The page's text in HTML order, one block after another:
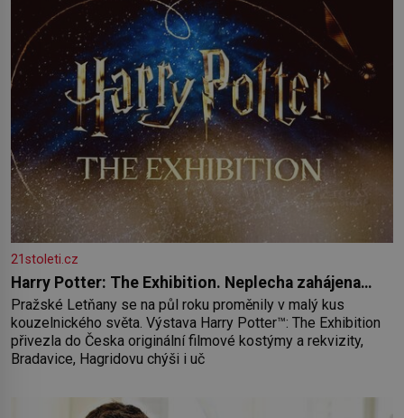
21stoleti.cz
Harry Potter: The Exhibition. Neplecha zahájena…
Pražské Letňany se na půl roku proměnily v malý kus
kouzelnického světa. Výstava Harry Potter™: The Exhibition
přivezla do Česka originální filmové kostýmy a rekvizity,
Bradavice, Hagridovu chýši i uč